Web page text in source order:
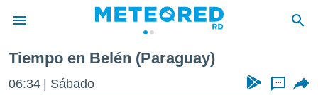
de
Tiempo en Belén (Paraguay)
06:34 Sábado ...